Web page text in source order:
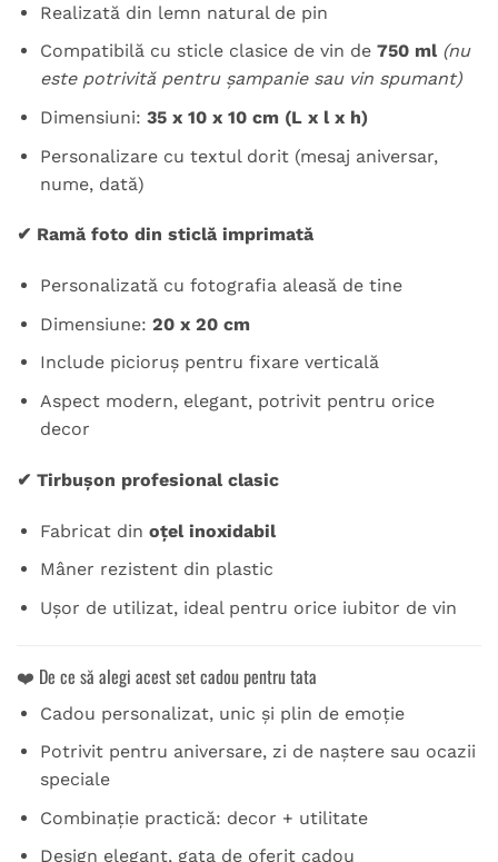
Realizată din lemn natural de pin
Compatibilă cu sticle clasice de vin de 750 ml (nu
este potrivită pentru șampanie sau vin spumant)
Dimensiuni: 35 x 10 x 10 cm (L x l x h)
Personalizare cu textul dorit (mesaj aniversar,
nume, dată)
✔ Ramă foto din sticlă imprimată
Personalizată cu fotografia aleasă de tine
Dimensiune: 20 x 20 cm
Include picioruș pentru fixare verticală
Aspect modern, elegant, potrivit pentru orice
decor
✔ Tirbușon profesional clasic
Fabricat din oțel inoxidabil
Mâner rezistent din plastic
Ușor de utilizat, ideal pentru orice iubitor de vin
❤️ De ce să alegi acest set cadou pentru tata
Cadou personalizat, unic și plin de emoție
Potrivit pentru aniversare, zi de naștere sau ocazii
speciale
Combinație practică: decor + utilitate
Design elegant, gata de oferit cadou